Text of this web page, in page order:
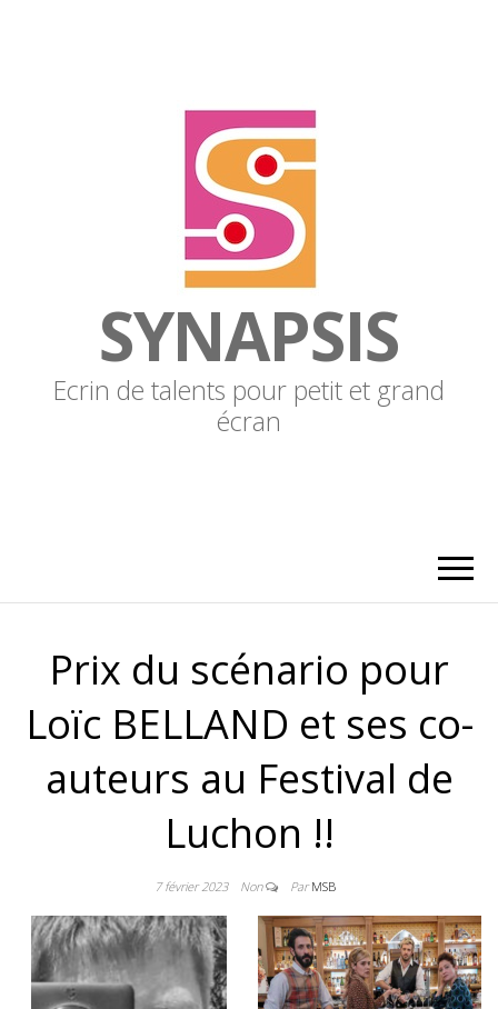
SYNAPSIS
Ecrin de talents pour petit et grand
écran
Prix du scénario pour
Loïc BELLAND et ses co-
auteurs au Festival de
Luchon !!
7 février 2023 Non ParMSB